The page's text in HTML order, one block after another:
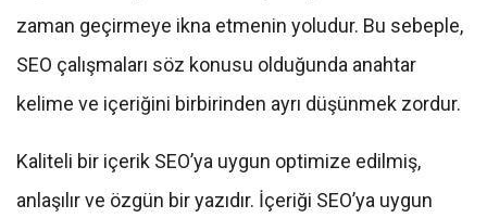
zaman geçirmeye ikna etmenin yoludur. Bu sebeple,
SEO çalışmaları söz konusu olduğunda anahtar
kelime ve içeriğini birbirinden ayrı düşünmek zordur.
Kaliteli bir içerik SEO’ya uygun optimize edilmiş,
anlaşılır ve özgün bir yazıdır. İçeriği SEO’ya uygun